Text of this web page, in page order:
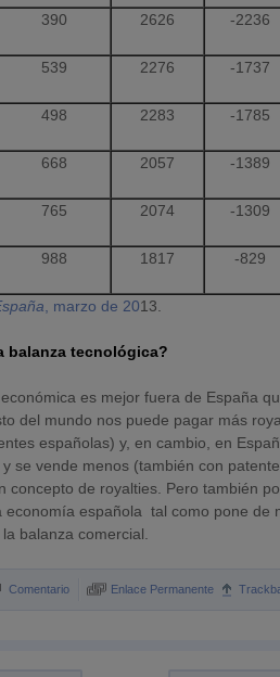
390 2626 -2236
539 2276 -1737
498 2283 -1785
668 2057 -1389
765 2074 -1309
988 1817 -829
, marzo de 2013.
balanza tecnológica?
es mejor fuera de España
del mundo nos puede pagar más
españolas) y, en cambio, en
se vende menos (también con
concepto de royalties. Pero también
economía española tal como pone de
balanza comercial.
Comentario Enlace Permanente